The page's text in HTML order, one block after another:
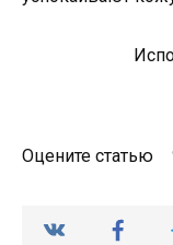
Оцените статью